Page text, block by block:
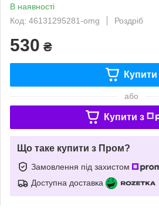
В наявності
Код: 46131295281-omg
Роздріб
530 ₴
Купити
або
Купити з
Що таке купити з Пром?
Замовлення під захистом
Доступна доставка